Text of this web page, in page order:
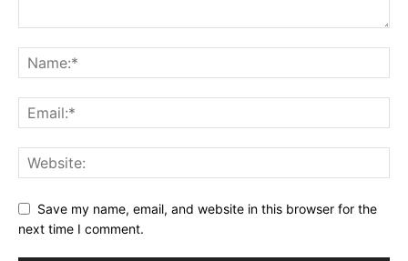
Save my name, email, and website in this browser for the
next time I comment.